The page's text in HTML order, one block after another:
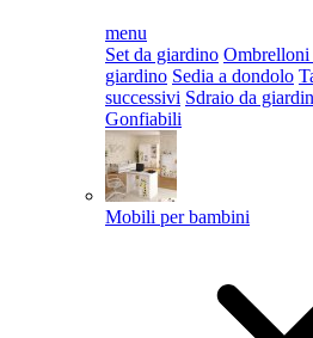
menu
Set da giardino Ombrelloni
giardino Sedia a dondolo
successivi Sdraio da
Gonfiabili
Mobili per bambini